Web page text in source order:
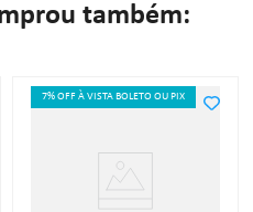
também:
7% OFF À VISTA BOLETO OU PIX